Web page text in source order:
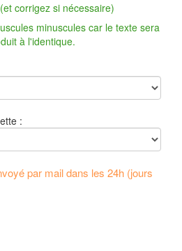
corrigez si nécessaire)
minuscules car le texte sera
à l'identique.
:
par mail dans les 24h (jours